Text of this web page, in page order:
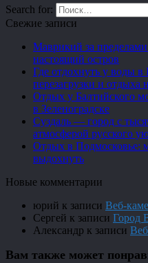
Search for:
Свежие записи
Маврикий за пределами
настоящий остров
Где отдохнуть у воды
перезагрузки и отдыха
Отдых у Балтийского
в Зеленоградске
Суздаль — город с
атмосферой русского
Отдых в Подмосковье:
выдохнуть
Новые комментарии
юрий к записи Веб-
Сергей к записи Город
Александр к записи
Вам также может